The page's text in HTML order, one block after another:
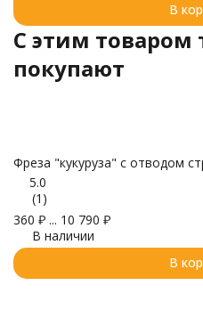
В
C этим товаром
покупают
Фреза "кукуруза" с отводом
5.0
(1)
360 ₽ ... 10 790 ₽
В наличии
В